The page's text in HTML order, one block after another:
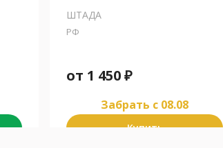
ШТАДА
РФ
от 1 450₽
Забрать c 08.08
Купить